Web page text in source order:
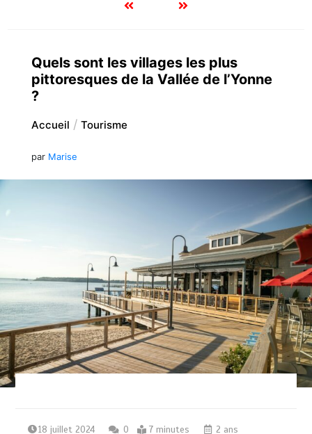
Quels sont les villages les plus
pittoresques de la Vallée de l’Yonne
?
Accueil Tourisme
par Marise
18 juillet 2024 0 7 minutes 2 ans